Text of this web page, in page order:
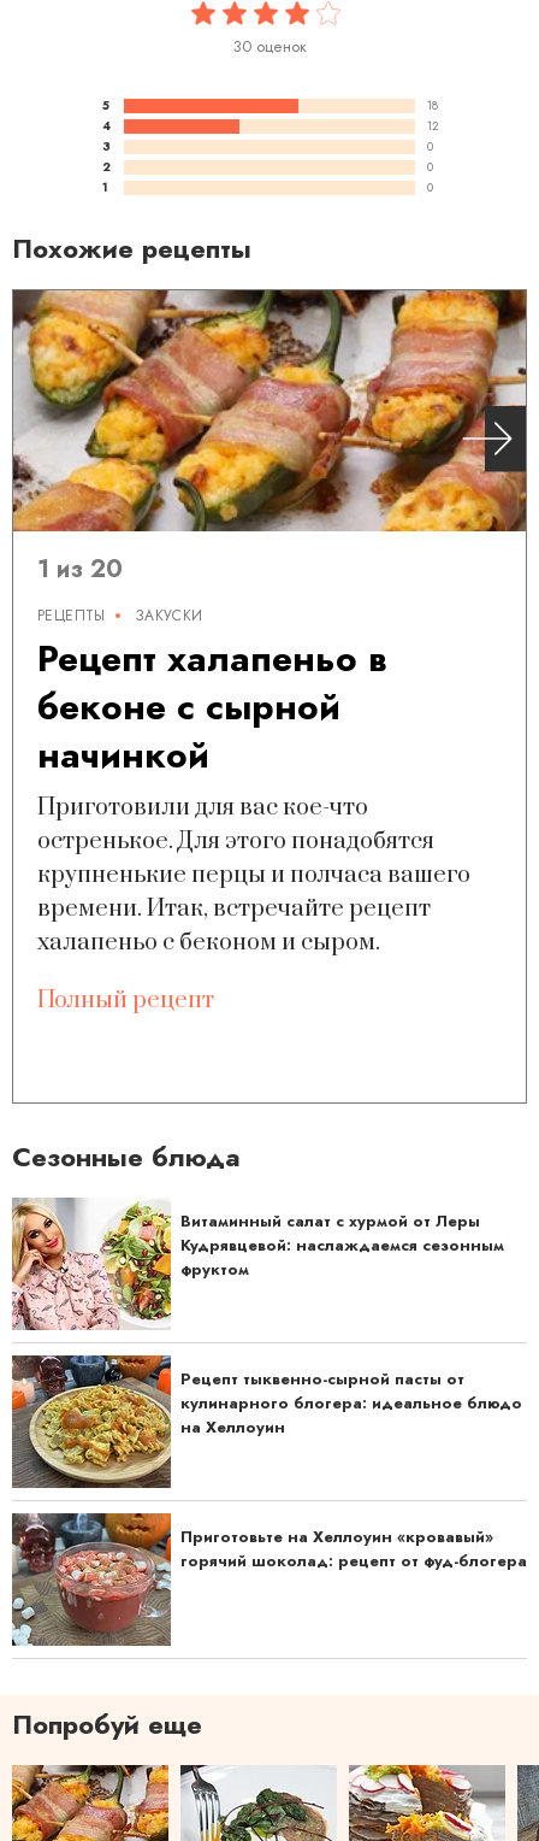
30 оценок
5
18
4
12
3
0
2
0
1
0
Похожие рецепты
1 из 20
РЕЦЕПТЫ ЗАКУСКИ
Рецепт халапеньо в
беконе с сырной
начинкой
Приготовили для вас кое-что
остренькое. Для этого понадобятся
крупненькие перцы и полчаса вашего
времени. Итак, встречайте рецепт
халапеньо с беконом и сыром.
Полный рецепт
Сезонные блюда
Витаминный салат с хурмой от Леры
Кудрявцевой: наслаждаемся сезонным
фруктом
Рецепт тыквенно-сырной пасты от
кулинарного блогера: идеальное блюдо
на Хеллоуин
Приготовьте на Хеллоуин «кровавый»
горячий шоколад: рецепт от фуд-блогера
Попробуй еще